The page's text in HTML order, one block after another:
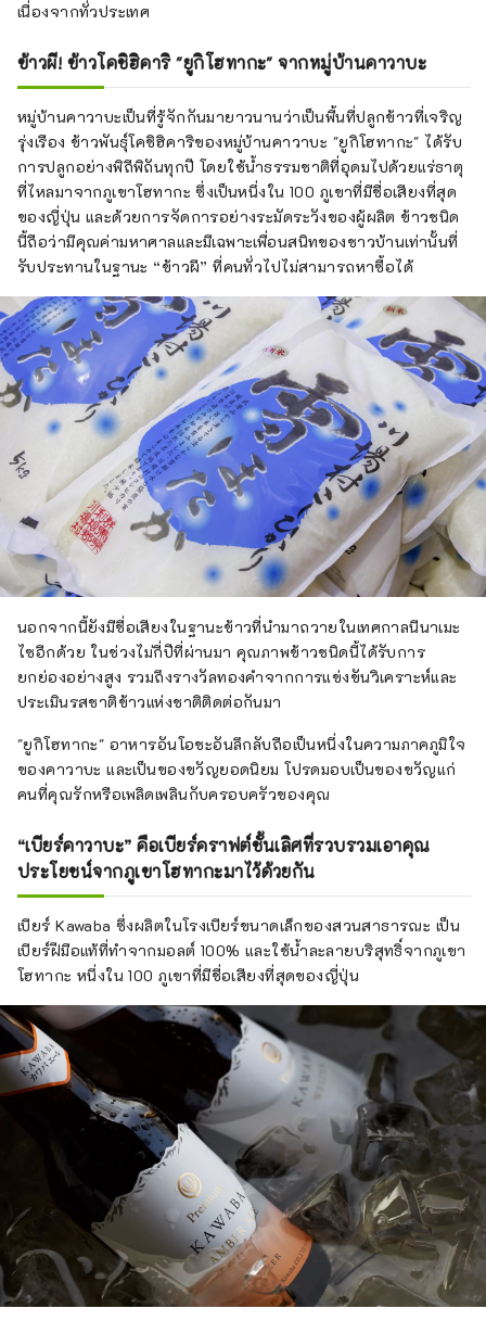
เนื่องจากทั่วประเทศ
ข้าวผี! ข้าวโคชิฮิคาริ "ยูกิโฮทากะ" จากหมู่บ้านคาวาบะ
หมู่บ้านคาวาบะเป็นที่รู้จักกันมายาวนานว่าเป็นพื้นที่ปลูกข้าวที่เจริญ
รุ่งเรือง ข้าวพันธุ์โคชิฮิคาริของหมู่บ้านคาวาบะ "ยูกิโฮทากะ" ได้รับ
การปลูกอย่างพิถีพิถันทุกปี โดยใช้น้ำธรรมชาติที่อุดมไปด้วยแร่ธาตุ
ที่ไหลมาจากภูเขาโฮทากะ ซึ่งเป็นหนึ่งใน 100 ภูเขาที่มีชื่อเสียงที่สุด
ของญี่ปุ่น และด้วยการจัดการอย่างระมัดระวังของผู้ผลิต ข้าวชนิด
นี้ถือว่ามีคุณค่ามหาศาลและมีเฉพาะเพื่อนสนิทของชาวบ้านเท่านั้นที่
รับประทานในฐานะ “ข้าวผี” ที่คนทั่วไปไม่สามารถหาซื้อได้
นอกจากนี้ยังมีชื่อเสียงในฐานะข้าวที่นำมาถวายในเทศกาลนีนาเมะ
ไซอีกด้วย ในช่วงไม่กี่ปีที่ผ่านมา คุณภาพข้าวชนิดนี้ได้รับการ
ยกย่องอย่างสูง รวมถึงรางวัลทองคำจากการแข่งขันวิเคราะห์และ
ประเมินรสชาติข้าวแห่งชาติติดต่อกันมา
"ยูกิโฮทากะ" อาหารอันโอชะอันลึกลับถือเป็นหนึ่งในความภาคภูมิใจ
ของคาวาบะ และเป็นของขวัญยอดนิยม โปรดมอบเป็นของขวัญแก่
คนที่คุณรักหรือเพลิดเพลินกับครอบครัวของคุณ
“เบียร์คาวาบะ” คือเบียร์คราฟต์ชั้นเลิศที่รวบรวมเอาคุณ
ประโยชน์จากภูเขาโฮทากะมาไว้ด้วยกัน
เบียร์ Kawaba ซึ่งผลิตในโรงเบียร์ขนาดเล็กของสวนสาธารณะ เป็น
เบียร์ฝีมือแท้ที่ทำจากมอลต์ 100% และใช้น้ำละลายบริสุทธิ์จากภูเขา
โฮทากะ หนึ่งใน 100 ภูเขาที่มีชื่อเสียงที่สุดของญี่ปุ่น